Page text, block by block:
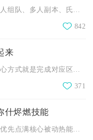
842
来
想要让率土之滨里的山脉成功点亮，核心方式就是完成对应区域的地...
371
什烬燃技能
战双帕弥什烬燃正确技能加点顺序为：优先点满核心被动热能武装，...